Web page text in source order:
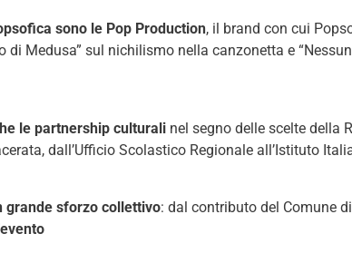
sono le Pop Production, il brand con cui
di Medusa” sul nichilismo nella canzonetta e
le partnership culturali nel segno delle scelte della
dall’Ufficio Scolastico Regionale all’Istituto
grande sforzo collettivo: dal contributo del Comune